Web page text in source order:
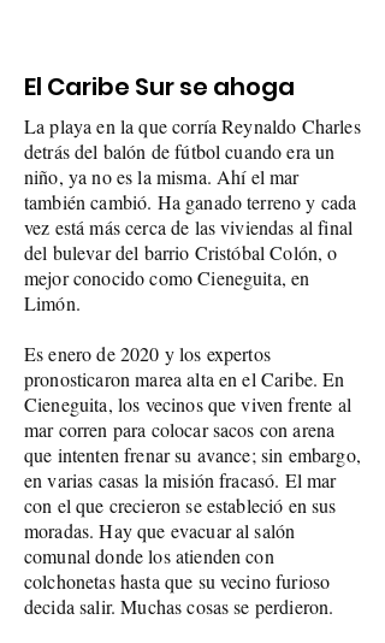
El Caribe Sur se ahoga
La playa en la que corría Reynaldo Charles
detrás del balón de fútbol cuando era un
niño, ya no es la misma. Ahí el mar
también cambió. Ha ganado terreno y cada
vez está más cerca de las viviendas al final
del bulevar del barrio Cristóbal Colón, o
mejor conocido como Cieneguita, en
Limón.
Es enero de 2020 y los expertos
pronosticaron marea alta en el Caribe. En
Cieneguita, los vecinos que viven frente al
mar corren para colocar sacos con arena
que intenten frenar su avance; sin embargo,
en varias casas la misión fracasó. El mar
con el que crecieron se estableció en sus
moradas. Hay que evacuar al salón
comunal donde los atienden con
colchonetas hasta que su vecino furioso
decida salir. Muchas cosas se perdieron.